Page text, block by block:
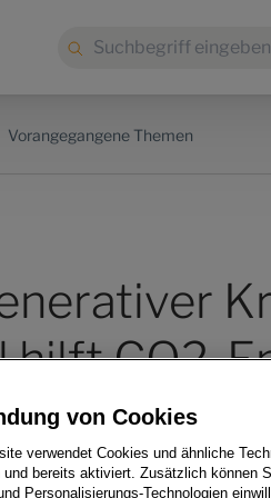
Vorangegangene Themen
Suche:
hilft CO2-
senken
von Cookies
verwendet Cookies und ähnliche
und bereits aktiviert. Zusätzlich können
Personalisierungs-Technologien